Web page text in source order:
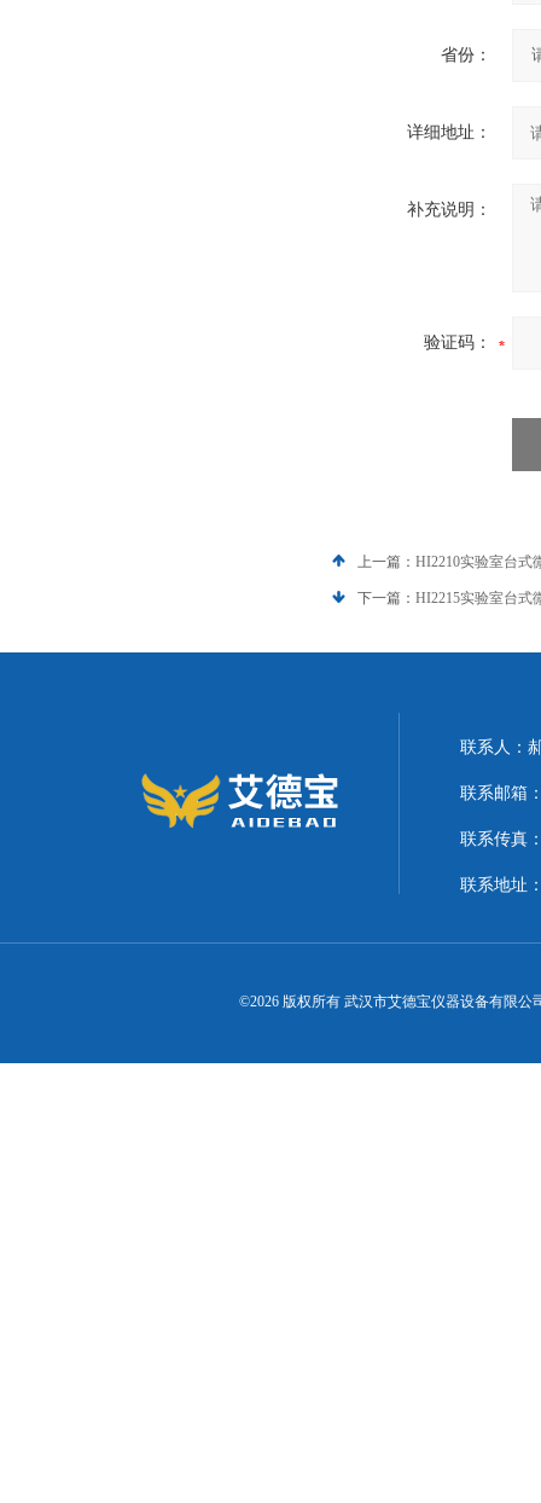
省份：
详细地址：
补充说明：
验证码：
上一篇： HI2210实验室台式
下一篇： HI2215实验室台式
联系人：
联系邮箱
联系传真
联系地址
©2026 版权所有 武汉市艾德宝仪器设备有限公